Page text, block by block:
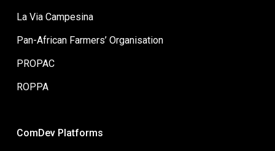
La Via Campesina
Pan-African Farmers’ Organisation
PROPAC
ROPPA
ComDev Platforms